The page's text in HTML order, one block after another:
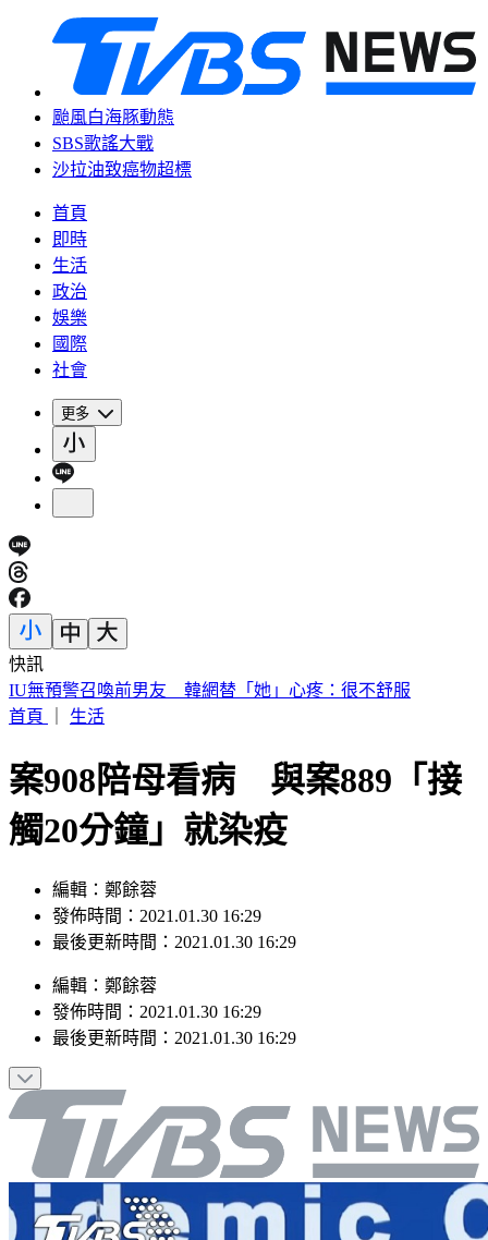
颱風白海豚動態
SBS歌謠大戰
沙拉油致癌物超標
首頁
即時
生活
政治
娛樂
國際
社會
更多
快訊
快訊／財神爺不在家 威力彩頭獎、二獎雙槓龜
首頁
生活
案908陪母看病 與案889「接
觸20分鐘」就染疫
編輯：鄭餘蓉
發佈時間：2021.01.30 16:29
最後更新時間：2021.01.30 16:29
編輯 ： 鄭餘蓉
發佈時間： 2021.01.30 16:29
最後更新時間： 2021.01.30 16:29